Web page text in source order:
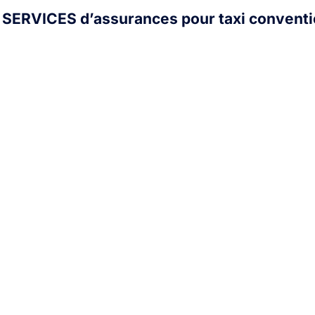
SERVICES d’assurances pour taxi